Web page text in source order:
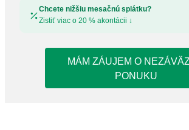
Chcete nižšiu mesačnú splátku?
Zistiť viac o 20 % akontácii ↓
MÁM ZÁUJEM O
PONUKU